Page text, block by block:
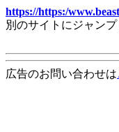
https://https:/
別のサイトにジャン
広告のお問い合わせは